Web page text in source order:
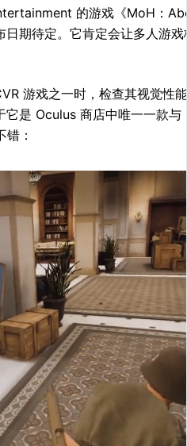
的游戏《MoH：
期待定。它肯定会让多人游
游戏之一时，检查其视觉性
是 Oculus 商店中唯一一款
：